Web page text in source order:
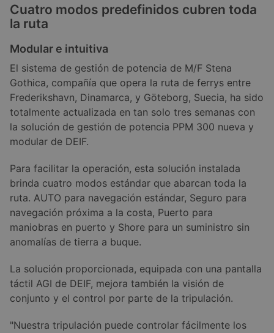
Cuatro modos predefinidos cubren toda
la ruta
Modular e intuitiva
El sistema de gestión de potencia de M/F Stena
Gothica, compañía que opera la ruta de ferrys entre
Frederikshavn, Dinamarca, y Göteborg, Suecia, ha sido
totalmente actualizada en tan solo tres semanas con
la solución de gestión de potencia PPM 300 nueva y
modular de DEIF.
Para facilitar la operación, esta solución instalada
brinda cuatro modos estándar que abarcan toda la
ruta. AUTO para navegación estándar, Seguro para
navegación próxima a la costa, Puerto para
maniobras en puerto y Shore para un suministro sin
anomalías de tierra a buque.
La solución proporcionada, equipada con una pantalla
táctil AGI de DEIF, mejora también la visión de
conjunto y el control por parte de la tripulación.
"Nuestra tripulación puede controlar fácilmente los